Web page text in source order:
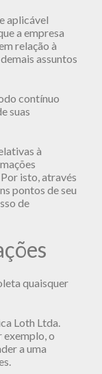
aplicável
a empresa
relação à
assuntos
contínuo
suas
à
isto, através
pontos de seu
de
quaisquer
Loth Ltda.
o
a uma